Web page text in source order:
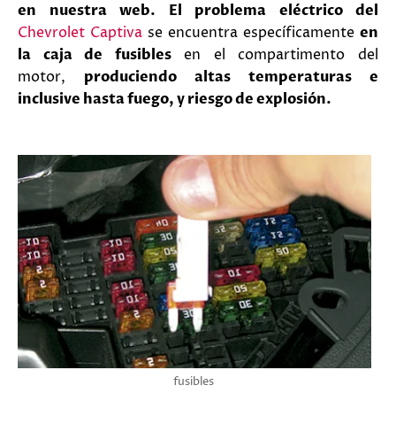
en nuestra web. El problema eléctrico del
Chevrolet Captiva se encuentra específicamente en
la caja de fusiblesen el compartimento del
motor, produciendo altas temperaturas e
inclusive hasta fuego, y riesgo de explosión.
fusibles